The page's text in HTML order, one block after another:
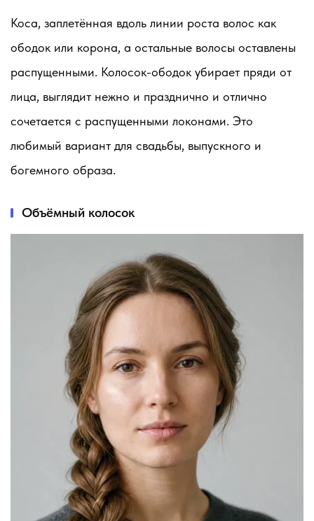
Коса, заплетённая вдоль линии роста волос как
ободок или корона, а остальные волосы оставлены
распущенными. Колосок-ободок убирает пряди от
лица, выглядит нежно и празднично и отлично
сочетается с распущенными локонами. Это
любимый вариант для свадьбы, выпускного и
богемного образа.
Объёмный колосок